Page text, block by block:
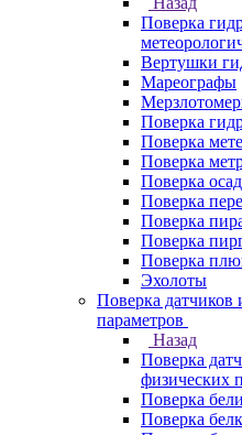
Поверка
Вертушки
Мареографы
Поверка
Поверка
Поверка
Поверка
Поверка
Поверка
Поверка
Поверка
Эхолоты
Поверка датчиков
параметров
Назад
Поверка
физических
Поверка
Поверка